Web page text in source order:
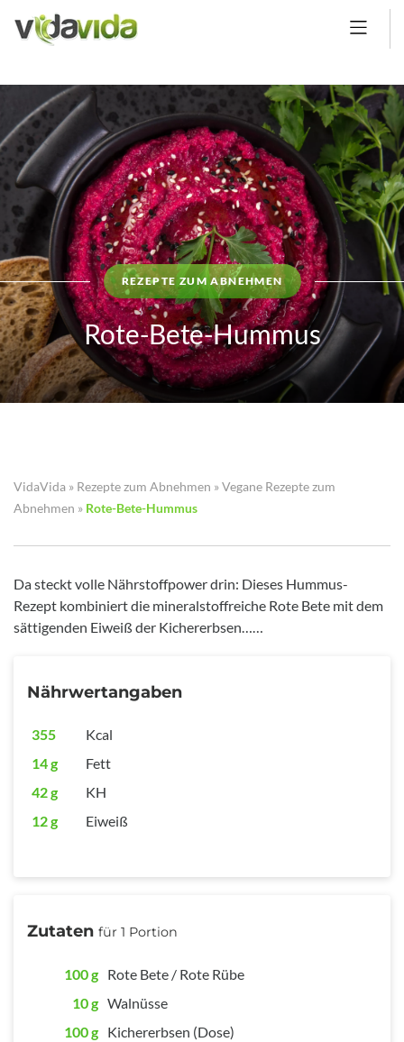
REZEPTE ZUM ABNEHMEN
Rote-Bete-Hummus
VidaVida » Rezepte zum Abnehmen »Vegane Rezepte zum
Abnehmen » Rote-Bete-Hummus
Da steckt volle Nährstoffpower drin: Dieses Hummus-
Rezept kombiniert die mineralstoffreiche Rote Bete mit dem
sättigenden Eiweiß der Kichererbsen……
Nährwertangaben
355
Kcal
14 g
Fett
42 g
KH
12 g
Eiweiß
Zutaten für 1 Portion
100 g Rote Bete / Rote Rübe
10 g Walnüsse
100 g Kichererbsen (Dose)